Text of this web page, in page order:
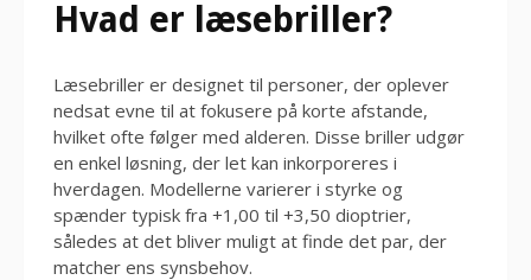
Hvad er læsebriller?
Læsebriller er designet til personer, der oplever
nedsat evne til at fokusere på korte afstande,
hvilket ofte følger med alderen. Disse briller udgør
en enkel løsning, der let kan inkorporeres i
hverdagen. Modellerne varierer i styrke og
spænder typisk fra +1,00 til +3,50 dioptrier,
således at det bliver muligt at finde det par, der
matcher ens synsbehov.